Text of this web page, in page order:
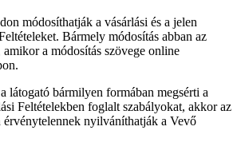
módosíthatják a vásárlási és a jelen
Bármely módosítás abban az
a módosítás szövege online
látogató bármilyen formában megsérti a
Feltételekben foglalt szabályokat, akkor az
érvénytelennek nyilváníthatják a Vevő